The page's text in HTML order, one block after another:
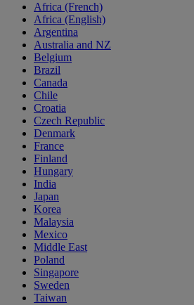
Africa (French)
Africa (English)
Argentina
Australia and NZ
Belgium
Brazil
Canada
Chile
Croatia
Czech Republic
Denmark
France
Finland
Hungary
India
Japan
Korea
Malaysia
Mexico
Middle East
Poland
Singapore
Sweden
Taiwan